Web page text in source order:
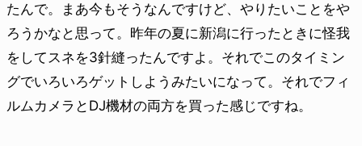
たんで。まあ今もそうなんですけど、やりたいことをや
ろうかなと思って。昨年の夏に新潟に行ったときに怪我
をしてスネを3針縫ったんですよ。それでこのタイミン
グでいろいろゲットしようみたいになって。それでフィ
ルムカメラとDJ機材の両方を買った感じですね。